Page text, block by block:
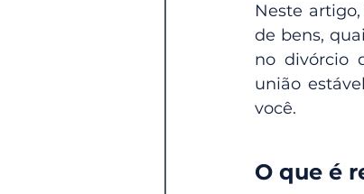
Neste
de bens,
no divórcio
união
você.
O que é